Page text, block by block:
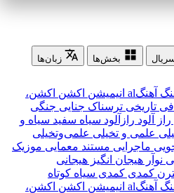
بخش‌ها
زبان‌ها
آهنگal انیمیشن اکشن اکشن،
تاریخی ترسناک جنایی جنگی
راز آلود رازآلود سیاه سفید سیاه و
علمی و تخیلی علمی‌و‌تخیلی
ماجرایی مستند معمایی موزیک
نوآر هیجان انگیز هیجانی
کمدی کمدی سیاه کوتاه
آهنگal انیمیشن اکشن اکشن،